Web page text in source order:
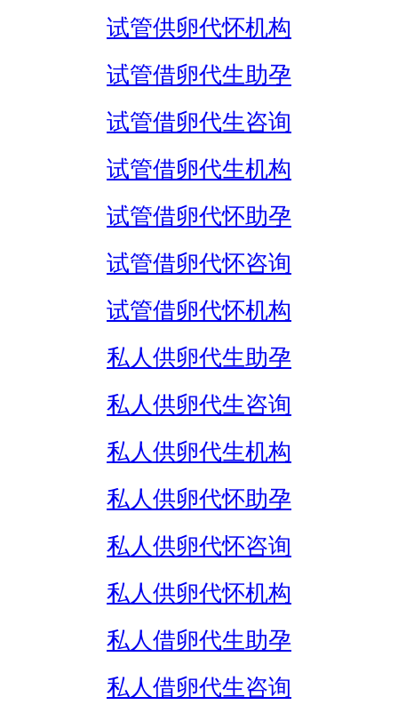
试管供卵代怀机构
试管借卵代生助孕
试管借卵代生咨询
试管借卵代生机构
试管借卵代怀助孕
试管借卵代怀咨询
试管借卵代怀机构
私人供卵代生助孕
私人供卵代生咨询
私人供卵代生机构
私人供卵代怀助孕
私人供卵代怀咨询
私人供卵代怀机构
私人借卵代生助孕
私人借卵代生咨询